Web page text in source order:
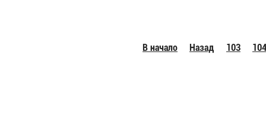
В начало Назад 103 104